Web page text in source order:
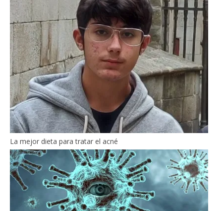
La mejor dieta para tratar el acné